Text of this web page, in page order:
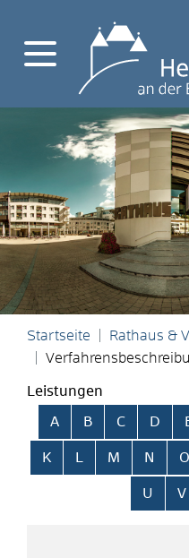
Startseite Rathaus &
Leistungen
Alphabetisches Register
A B C D
K L M N O
U V